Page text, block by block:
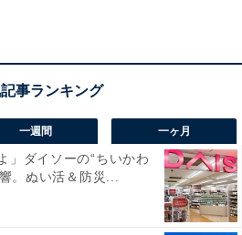
一週間 一ヶ月
」ダイソーの“ちいかわ
。ぬい活＆防災...